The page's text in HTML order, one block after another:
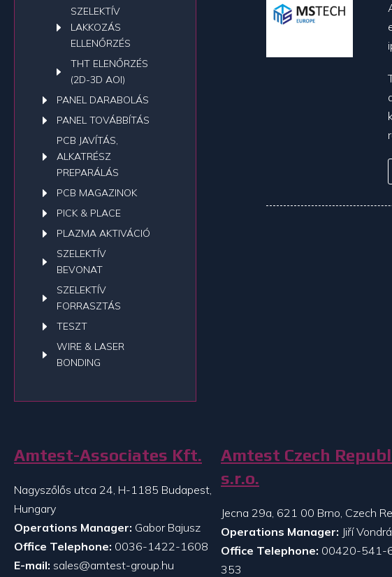
SZELEKTÍV
LAKKOZÁS
ELLENŐRZÉS
THT ELENŐRZÉS
(2D-3D AOI)
PANEL DARABOLÁS
PANEL TOVÁBBÍTÁS
PCB JAVÍTÁS,
ALKATRÉSZ
PREPARÁLÁS
PCB MAGAZINOK
PICK & PLACE
PLAZMA AKTIVÁCIÓ
SZELEKTÍV
BEVONAT
SZELEKTÍV
FORRASZTÁS
TESZT
WIRE & LASER
BONDING
Amtest-Associates Kft.
Nagyszőlős utca 24, H-1185 Budapest,
Hungary
Operations Manager: Gabor Bajusz
Office Telephone: 0036-1422-1608
E-mail: sales@amtest-group.hu
Amtest Czech
s.r.o.
Jecna 29a, 621 00 Brno, Czech
Operations Manager: Jiří
Office Telephone: 00420-541-
353